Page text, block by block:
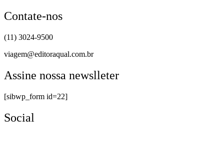
Contate-nos
(11) 3024-9500
viagem@editoraqual.com.br
Assine nossa newslleter
[sibwp_form id=22]
Social